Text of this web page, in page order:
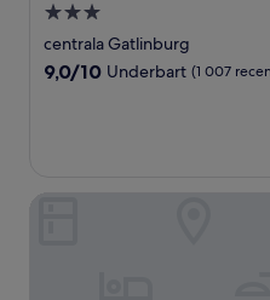
3.0-
stjärnigt
boende
centrala Gatlinburg
9.0
9,0/10 Underbart (1 007